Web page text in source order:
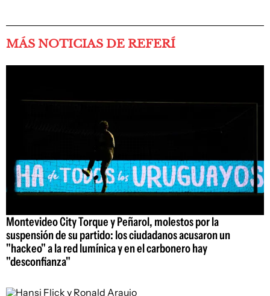
MÁS NOTICIAS DE REFERÍ
Montevideo City Torque y Peñarol, molestos por la
suspensión de su partido: los ciudadanos acusaron un
"hackeo" a la red lumínica y en el carbonero hay
"desconfianza"